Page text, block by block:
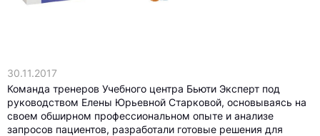
30.11.2017
Команда тренеров Учебного центра Бьюти Эксперт под
руководством Елены Юрьевной Старковой, основываясь на
своем обширном профессиональном опыте и анализе
запросов пациентов, разработали готовые решения для